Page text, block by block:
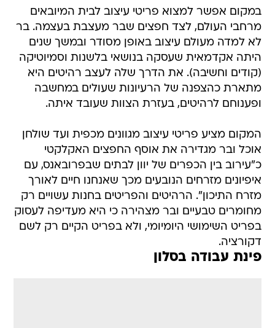
במקום אפשר למצוא פריטי עיצוב לבית המיובאים
מרחבי העולם, לצד חפצים שבר מעצבת בעצמה. בר
לא למדה מעולם עיצוב באופן מסודר ובמשך שנים
היתה אקדמאית שעסקה בנושאי בלשנות וסמיוטיקה
(קודים וחשיבה). את הדרך שלה לעצב רהיטים היא
מתארת כהצפנה של הרעיונות שעולים במחשבה
ופענוחם לרהיטים, בעזרת הצוות שעובד איתה.
המקום מציע פריטי עיצוב מגוונים מכפית ועד שולחן
אוכל ובר מגדירה את אוסף החפצים האקלקטי
כ"עירוב בין הכפרים של יוון לבתים שבפרובאנס, עם
איפיונים מזרחים הנובעים מכך שאנחנו חיים לאורך
מזרח התיכון". הרהיטים והפריטים בחנות עשויים רק
מחומרים טבעיים ובר מצהירה כי היא מעדיפה לעסוק
בפריט השימושי היומיומי, ולא בפריט הקיים רק לשם
דקורציה.
פינת עבודה בסלון